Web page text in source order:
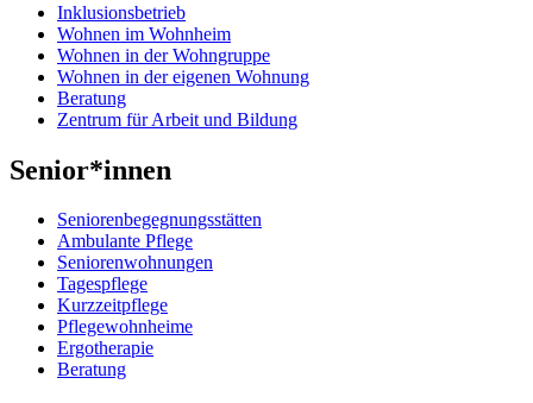
Inklusionsbetrieb
Wohnen im Wohnheim
Wohnen in der Wohngruppe
Wohnen in der eigenen Wohnung
Beratung
Zentrum für Arbeit und Bildung
Senior*innen
Seniorenbegegnungsstätten
Ambulante Pflege
Seniorenwohnungen
Tagespflege
Kurzzeitpflege
Pflegewohnheime
Ergotherapie
Beratung